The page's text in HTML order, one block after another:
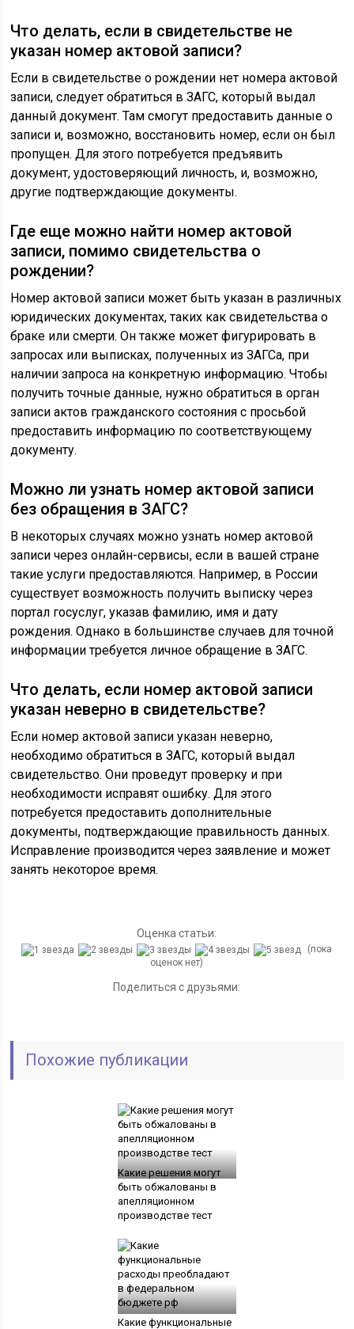
Что делать, если в свидетельстве не
указан номер актовой записи?
Если в свидетельстве о рождении нет номера актовой
записи, следует обратиться в ЗАГС, который выдал
данный документ. Там смогут предоставить данные о
записи и, возможно, восстановить номер, если он был
пропущен. Для этого потребуется предъявить
документ, удостоверяющий личность, и, возможно,
другие подтверждающие документы.
Где еще можно найти номер актовой
записи, помимо свидетельства о
рождении?
Номер актовой записи может быть указан в различных
юридических документах, таких как свидетельства о
браке или смерти. Он также может фигурировать в
запросах или выписках, полученных из ЗАГСа, при
наличии запроса на конкретную информацию. Чтобы
получить точные данные, нужно обратиться в орган
записи актов гражданского состояния с просьбой
предоставить информацию по соответствующему
документу.
Можно ли узнать номер актовой записи
без обращения в ЗАГС?
В некоторых случаях можно узнать номер актовой
записи через онлайн-сервисы, если в вашей стране
такие услуги предоставляются. Например, в России
существует возможность получить выписку через
портал госуслуг, указав фамилию, имя и дату
рождения. Однако в большинстве случаев для точной
информации требуется личное обращение в ЗАГС.
Что делать, если номер актовой записи
указан неверно в свидетельстве?
Если номер актовой записи указан неверно,
необходимо обратиться в ЗАГС, который выдал
свидетельство. Они проведут проверку и при
необходимости исправят ошибку. Для этого
потребуется предоставить дополнительные
документы, подтверждающие правильность данных.
Исправление производится через заявление и может
занять некоторое время.
Оценка статьи:
(пока
оценок нет)
Поделиться с друзьями:
Похожие публикации
Какие решения могут
быть обжалованы в
апелляционном
производстве тест
Какие функциональные